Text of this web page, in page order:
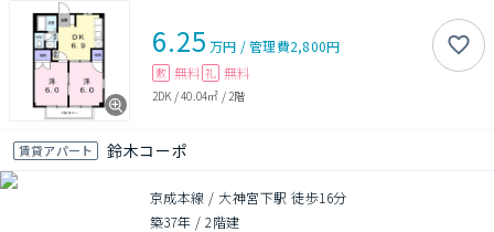
6.25 万円 /管理費2,800円
敷 無料 礼 無料
2DK /40.04㎡ / 2階
賃貸アパート 鈴木コーポ
京成本線 / 大神宮下駅 徒歩16分
築37年 /2階建